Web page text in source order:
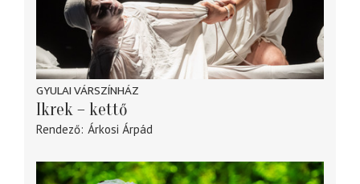
GYULAI VÁRSZÍNHÁZ
Ikrek – kettő
Rendező Árkosi Árpád